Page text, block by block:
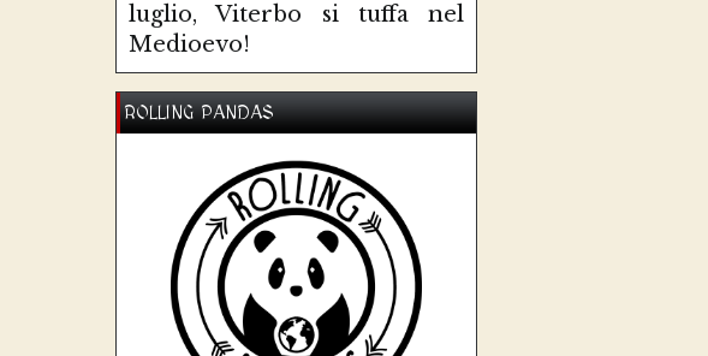
luglio, Viterbo si tuffa nel
Medioevo!
ROLLING PANDAS